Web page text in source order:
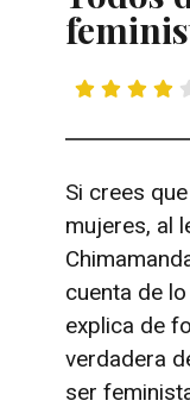
Si crees
mujeres, al
cuenta de
explica de
verdadera
ser